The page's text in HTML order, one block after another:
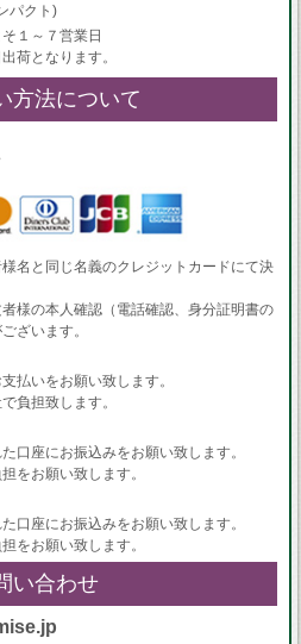
パクト)
１～７営業日
荷となります。
方法について
名と同じ名義のクレジットカードにて決
様の本人確認（電話確認、身分証明書の
ざいます。
払いをお願い致します。
負担致します。
口座にお振込みをお願い致します。
をお願い致します。
口座にお振込みをお願い致します。
をお願い致します。
い合わせ